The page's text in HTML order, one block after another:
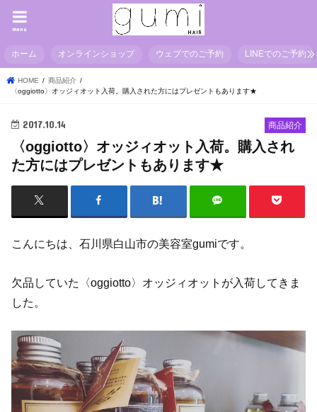
menu
ホーム オンラインショップ ウェブでのご予約 LINEでのご予約
HOME
商品紹介
〈oggiotto〉オッジィオット入荷。購入された方にはプレゼントもあります★
商品紹介
2017.10.14
〈oggiotto〉オッジィオット入荷。購入され
た方にはプレゼントもあります★
こんにちは、石川県白山市の美容室gumiです。
欠品していた〈oggiotto〉オッジィオットが入荷してきま
した。